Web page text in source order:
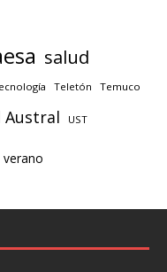
salud
Teletón Temuco
Austral UST
verano